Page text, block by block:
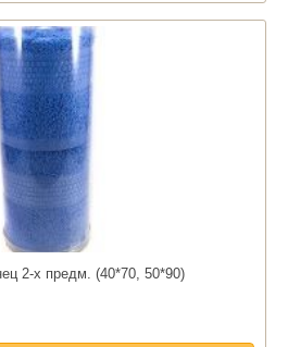
2-х предм. (40*70, 50*90)